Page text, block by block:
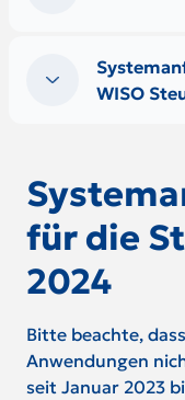
WISO
für die
2024
Bitte beachte,
Anwendungen
seit Januar 2023